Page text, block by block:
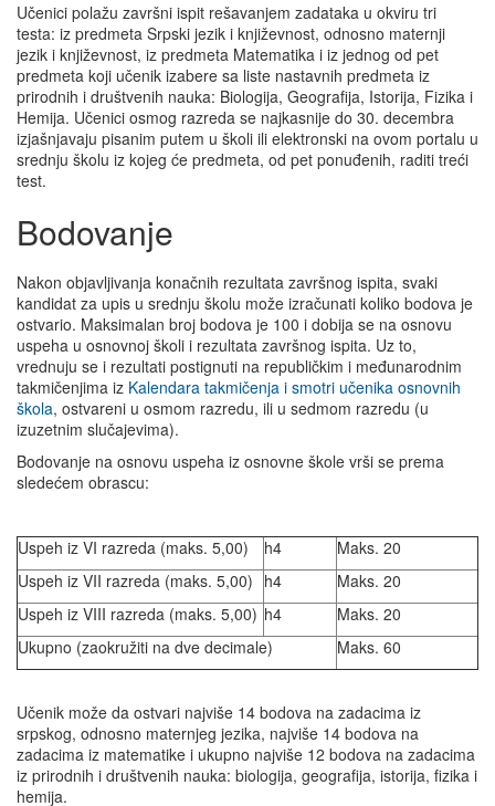
Učenici polažu završni ispit rešavanjem zadataka u okviru tri
testa: iz predmeta Srpski jezik i književnost, odnosno maternji
jezik i književnost, iz predmeta Matematika i iz jednog od pet
predmeta koji učenik izabere sa liste nastavnih predmeta iz
prirodnih i društvenih nauka: Biologija, Geografija, Istorija, Fizika i
Hemija. Učenici osmog razreda se najkasnije do 30. decembra
izjašnjavaju pisanim putem u školi ili elektronski na ovom portalu u
srednju školu iz kojeg će predmeta, od pet ponuđenih, raditi treći
test.
Bodovanje
Nakon objavljivanja konačnih rezultata završnog ispita, svaki
kandidat za upis u srednju školu može izračunati koliko bodova je
ostvario. Maksimalan broj bodova je 100 i dobija se na osnovu
uspeha u osnovnoj školi i rezultata završnog ispita. Uz to,
vrednuju se i rezultati postignuti na republičkim i međunarodnim
takmičenjima iz Kalendara takmičenja i smotri učenika osnovnih
škola, ostvareni u osmom razredu, ili u sedmom razredu (u
izuzetnim slučajevima).
Bodovanje na osnovu uspeha iz osnovne škole vrši se prema
sledećem obrascu:
Uspeh iz VI razreda (maks. 5,00) h4
Maks. 20
Uspeh iz VII razreda (maks. 5,00) h4
Maks. 20
Uspeh iz VIII razreda (maks. 5,00) h4
Maks. 20
Ukupno (zaokružiti na dve decimale)
Maks. 60
Učenik može da ostvari najviše 14 bodova na zadacima iz
srpskog, odnosno maternjeg jezika, najviše 14 bodova na
zadacima iz matematike i ukupno najviše 12 bodova na zadacima
iz prirodnih i društvenih nauka: biologija, geografija, istorija, fizika i
hemija.